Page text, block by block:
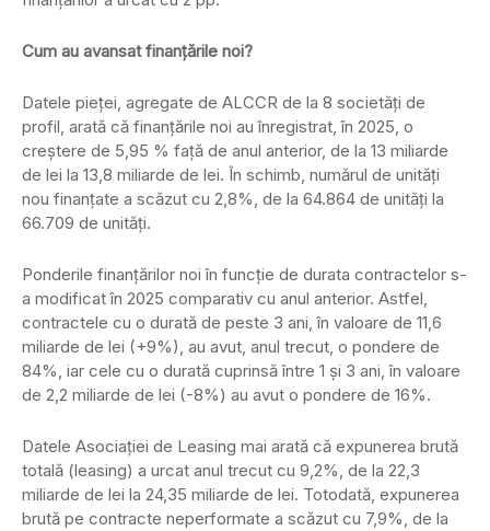
Cum au avansat finanțările noi?
Datele pieței, agregate de ALCCR de la 8 societăți de
profil, arată că finanțările noi au înregistrat, în 2025, o
creștere de 5,95 % față de anul anterior, de la 13 miliarde
de lei la 13,8 miliarde de lei. În schimb, numărul de unități
nou finanțate a scăzut cu 2,8%, de la 64.864 de unități la
66.709 de unități.
Ponderile finanțărilor noi în funcție de durata contractelor s-
a modificat în 2025 comparativ cu anul anterior. Astfel,
contractele cu o durată de peste 3 ani, în valoare de 11,6
miliarde de lei (+9%), au avut, anul trecut, o pondere de
84%, iar cele cu o durată cuprinsă între 1 și 3 ani, în valoare
de 2,2 miliarde de lei (-8%) au avut o pondere de 16%.
Datele Asociației de Leasing mai arată că expunerea brută
totală (leasing) a urcat anul trecut cu 9,2%, de la 22,3
miliarde de lei la 24,35 miliarde de lei. Totodată, expunerea
brută pe contracte neperformate a scăzut cu 7,9%, de la